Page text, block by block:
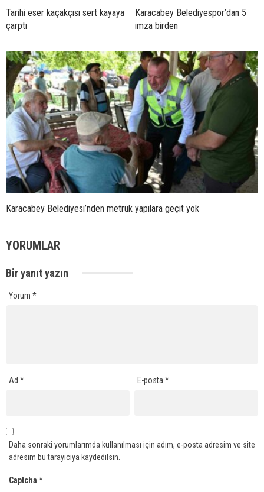
Tarihi eser kaçakçısı sert kayaya
çarptı
Karacabey Belediyespor’dan 5
imza birden
Karacabey Belediyesi’nden metruk yapılara geçit yok
YORUMLAR
Bir yanıt yazın
Yorum *
Ad * E-posta*
Daha sonraki yorumlarımda kullanılması için adım, e-posta adresim ve site
adresim bu tarayıcıya kaydedilsin.
Captcha *